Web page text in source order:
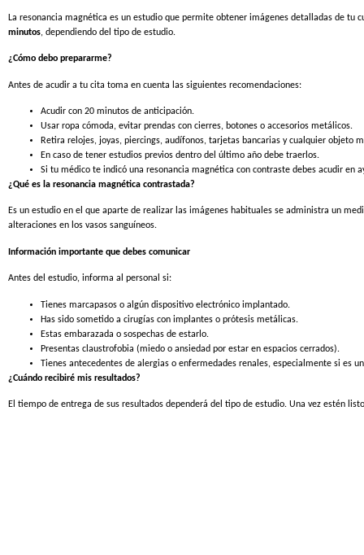
La resonancia magnética es un estudio que permite obtener imágenes detalladas de
minutos, dependiendo del tipo de estudio.
¿Cómo debo prepararme?
Antes de acudir a tu cita toma en cuenta las siguientes recomendaciones:
Acudir con 20 minutos de anticipación.
Usar ropa cómoda, evitar prendas con cierres, botones o accesorios metálicos.
Retira relojes, joyas, piercings, audífonos, tarjetas bancarias y cualquier objeto
En caso de tener estudios previos dentro del último año debe traerlos.
Si tu médico te indicó una resonancia magnética con contraste debes acudir en
¿Qué es la resonancia magnética contrastada?
Es un estudio en el que aparte de realizar las imágenes habituales se administra un
alteraciones en los vasos sanguíneos.
Información importante que debes comunicar
Antes del estudio, informa al personal si:
Tienes marcapasos o algún dispositivo electrónico implantado.
Has sido sometido a cirugías con implantes o prótesis metálicas.
Estas embarazada o sospechas de estarlo.
Presentas claustrofobia (miedo o ansiedad por estar en espacios cerrados).
Tienes antecedentes de alergias o enfermedades renales, especialmente si es
¿Cuándo recibiré mis resultados?
El tiempo de entrega de sus resultados dependerá del tipo de estudio. Una vez estén